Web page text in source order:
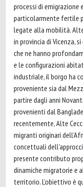
processi di
particolarmente fertile
legate alla mobilità.
in provincia di Vicenza,
che ne hanno
e le configurazioni
industriale, il borgo ha
proveniente sia dal
partire dagli anni
provenienti dal
recentemente, Alte
migranti originari
concettuali
presente contributo
dinamiche migratorie e
territorio. L’obiettivo è